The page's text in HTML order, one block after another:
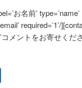
お名前’
required=’1’/
メントをお寄せくだ